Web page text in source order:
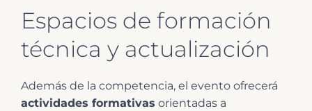
Espacios de formación
técnica y actualización
Además de la competencia, el evento ofrecerá
actividades formativas orientadas a